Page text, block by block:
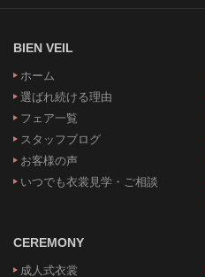
BIEN VEIL
ホーム
選ばれ続ける理由
フェア一覧
スタッフブログ
お客様の声
いつでも衣裳見学・ご相談
CEREMONY
成人式衣裳